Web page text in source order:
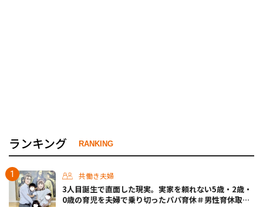
ランキング RANKING
共働き夫婦
3人目誕生で直面した現実。実家を頼れない5歳・2歳・
0歳の育児を夫婦で乗り切ったパパ育休＃男性育休取っ